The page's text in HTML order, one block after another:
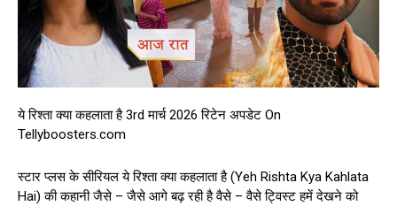
ये रिश्ता क्या कहलाता है 3rd मार्च 2026 रिटेन अपडेट On
Tellyboosters.com
स्टार प्लस के सीरियल ये रिश्ता क्या कहलाता है (Yeh Rishta Kya Kahlata
Hai) की कहानी जैसे – जैसे आगे बढ़ रही है वैसे – वैसे ट्विस्ट हमें देखने को